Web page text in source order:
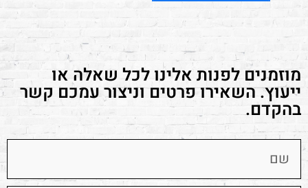
מוזמנים לפנות אלינו לכל שאלה או
ייעוץ. השאירו פרטים וניצור עמכם קשר
בהקדם.